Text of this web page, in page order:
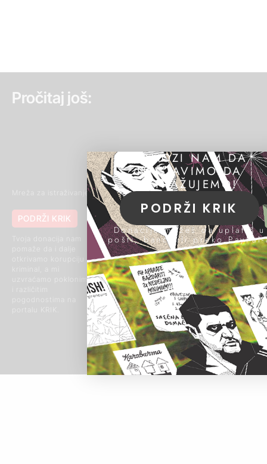
Pročitaj još:
Mreža za istraživanje kriminala i korupcije
© 2024 Sva prava
zadržana
011 420 43 04
062 85 03 266
(Signal)
Makenzijeva 46, 11111
Beograd, Srbija
PODRŽI KRIK
otkrivamo korupciju i
kriminal, a mi
uzvraćamo poklonima
i različitim
pogodnostima na
portalu KRIK.
POMOZI NAM DA
NASTAVIMO DA
ISTRAŽUJEMO!
PODRŽI KRIK
Donacije možeš da uplatiš u
pošti, banci ili preko PayPal-